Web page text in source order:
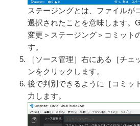
ステージングとは、ファイルが
選択されたことを意味します。
変更＞ステージング＞コミット
す。
［ソース管理］右にある［チェ
ンをクリックします。
後で判別できるように［コミッ
力します。